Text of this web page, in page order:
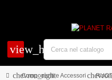
view_headline
chevron_right
Componenti e Accessori